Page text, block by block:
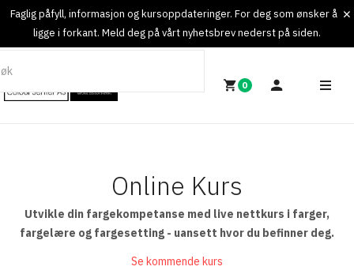
Faglig påfyll, informasjon og kursoppdateringer. For deg som ønsker å
ligge i forkant. Meld deg på vårt nyhetsbrev nederst på siden.
0
Online Kurs
Utvikle din fargekompetanse med live nettkurs i farger,
fargelære og fargesetting - uansett hvor du befinner deg.
Se kommende kurs